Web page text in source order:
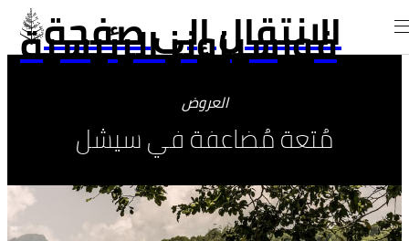
الانتقال إلى صفحة
فورسيزونز الرئيسية
العروض
مُتعة مُضاعفة في سيشل